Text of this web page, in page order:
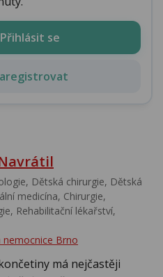
Přihlásit se
Dětská chirurgie, Dětská
medicína, Chirurgie,
Rehabilitační lékařství‎,
nemocnice Brno
má nejčastěji